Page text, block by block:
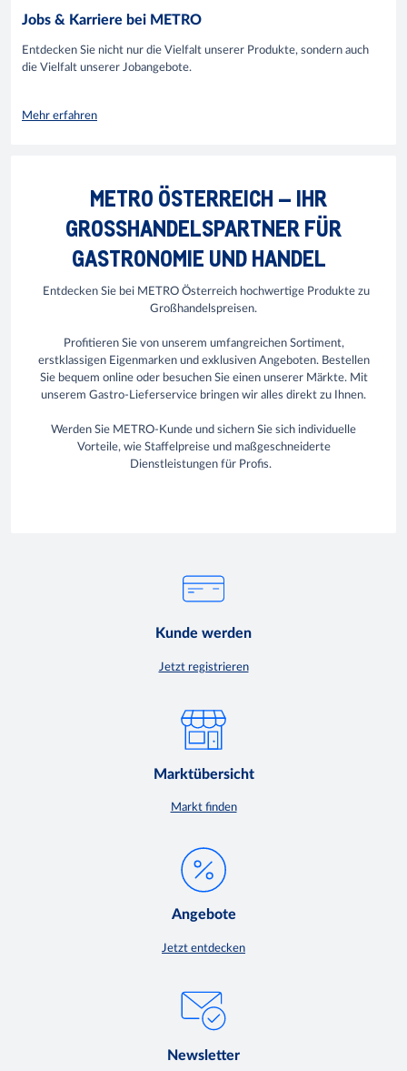
Jobs & Karriere bei METRO
Entdecken Sie nicht nur die Vielfalt unserer Produkte, sondern auch
die Vielfalt unserer Jobangebote.
Mehr erfahren
METRO ÖSTERREICH – IHR
GROSSHANDELSPARTNER FÜR G
ASTRONOMIE UND HANDEL
Entdecken Sie bei METRO Österreich hochwertige Produkte zu
Großhandelspreisen.
Profitieren Sie von unserem umfangreichen Sortiment,
erstklassigen Eigenmarken und exklusiven Angeboten. Bestellen
Sie bequem online oder besuchen Sie einen unserer Märkte. Mit
unserem Gastro-Lieferservice bringen wir alles direkt zu Ihnen.
Werden Sie METRO-Kunde und sichern Sie sich individuelle
Vorteile, wie Staffelpreise und maßgeschneiderte
Dienstleistungen für Profis.
Kunde werden
Jetzt registrieren
Marktübersicht
Markt finden
Angebote
Jetzt entdecken
Newsletter